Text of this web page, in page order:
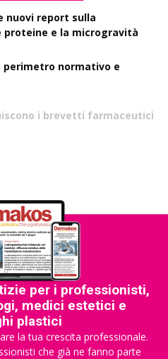
nuovi report sulla
proteine e la microgravità
perimetro normativo e
i brevetti farmaceutici
per i professionisti,
medici estetici e
plastici
la tua crescita professionale.
che già ne fanno parte